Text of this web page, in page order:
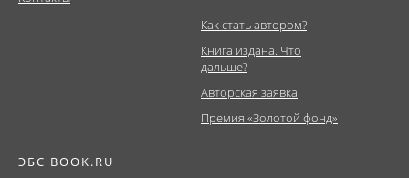
Как стать автором?
Книга издана. Что
дальше?
Авторская заявка
Премия «Золотой фонд»
ЭБС BOOK.RU